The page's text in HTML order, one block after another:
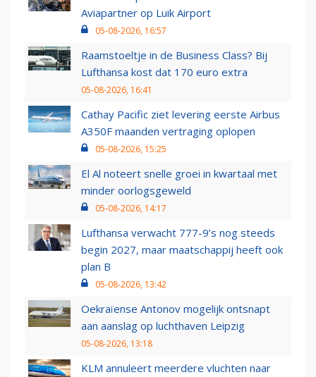
Aviapartner op Luik Airport
05-08-2026, 16:57
Raamstoeltje in de Business Class? Bij
Lufthansa kost dat 170 euro extra
05-08-2026, 16:41
Cathay Pacific ziet levering eerste Airbus
A350F maanden vertraging oplopen
05-08-2026, 15:25
El Al noteert snelle groei in kwartaal met
minder oorlogsgeweld
05-08-2026, 14:17
Lufthansa verwacht 777-9’s nog steeds
begin 2027, maar maatschappij heeft ook
plan B
05-08-2026, 13:42
Oekraïense Antonov mogelijk ontsnapt
aan aanslag op luchthaven Leipzig
05-08-2026, 13:18
KLM annuleert meerdere vluchten naar